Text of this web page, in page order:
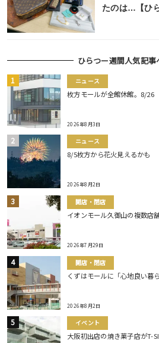
たのは…【ひ
ひらつー週間人気記事
ニュース
枚方モールが全館休館。8/26
2026年8月3日
ニュース
8/5枚方から花火見えるかも
2026年8月2日
開店・閉店
イオンモール久御山の複数店
2026年7月29日
開店・閉店
くずはモールに「心地良い暮
2026年8月2日
イベント
大阪初出店の焼き菓子店がT-